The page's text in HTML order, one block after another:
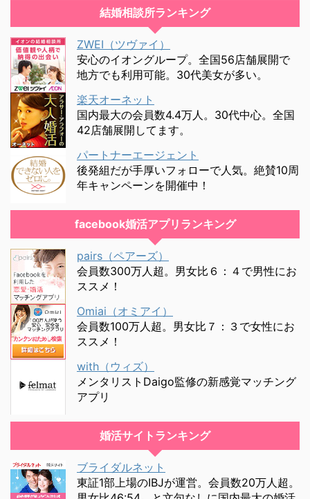
結婚相談所ランキング
ZWEI（ツヴァイ）
安心のイオングループ。全国56店舗展開で
地方でも利用可能。30代美女が多い。
楽天オーネット
国内最大の会員数4.4万人。30代中心。全国
42店舗展開してます。
パートナーエージェント
後発組だが手厚いフォローで人気。絶賛10周
年キャンペーンを開催中！
facebook婚活アプリランキング
pairs（ペアーズ）
会員数300万人超。男女比６：４で男性にお
ススメ！
Omiai（オミアイ）
会員数100万人超。男女比７：３で女性にお
ススメ！
with（ウィズ）
メンタリストDaigo監修の新感覚マッチング
アプリ
婚活サイトランキング
ブライダルネット
東証1部上場のIBJが運営。会員数20万人超。